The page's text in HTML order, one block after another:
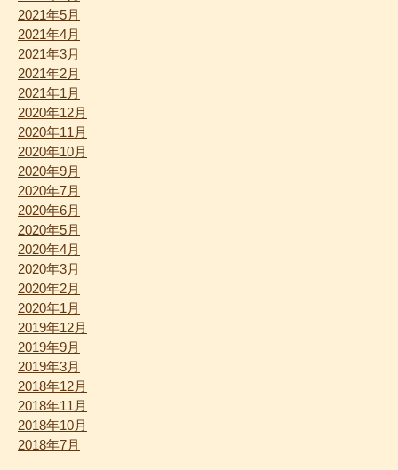
2021年5月
2021年4月
2021年3月
2021年2月
2021年1月
2020年12月
2020年11月
2020年10月
2020年9月
2020年7月
2020年6月
2020年5月
2020年4月
2020年3月
2020年2月
2020年1月
2019年12月
2019年9月
2019年3月
2018年12月
2018年11月
2018年10月
2018年7月